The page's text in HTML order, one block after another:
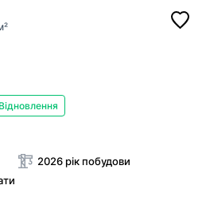
2026 рік побудови